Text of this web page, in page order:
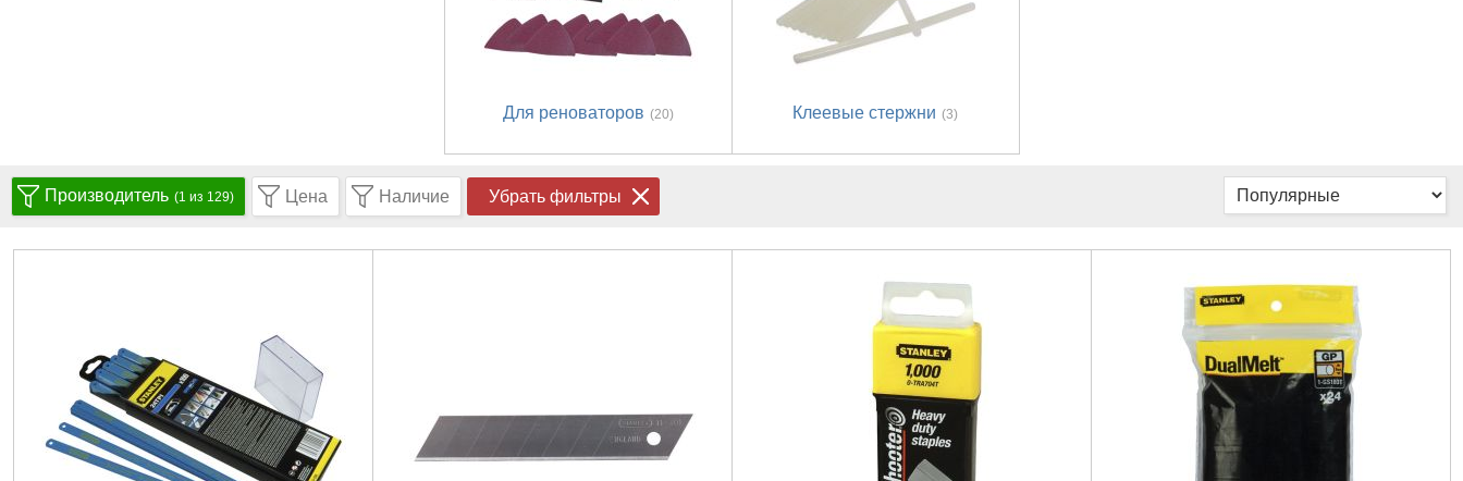
Для реноваторов (20) Клеевые стержни (3)
Производитель (1 из 129) Цена Наличие Убрать фильтры